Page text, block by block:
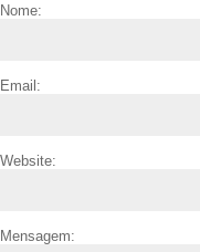
Nome:
Email:
Website:
Mensagem: